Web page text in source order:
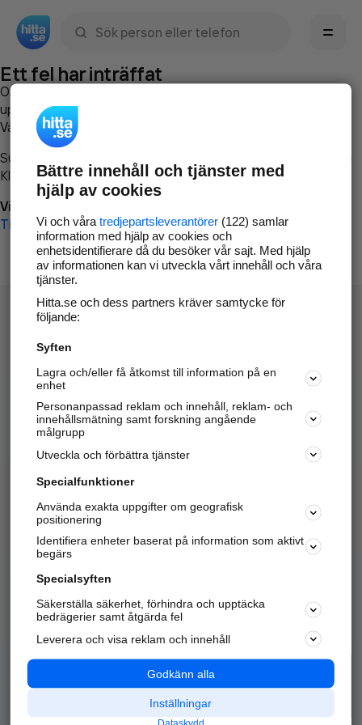
Ett fel har inträffat
Om du vill kan du
uppstod så att vi lättare och snabbare kan avhjälpa det.
Vänligen försök med följande:
Surfa till
Klicka påTillbaka-knappen i webbläsaren och försök igen
Vi beklagar besväret!
Till startsidan
Hitta.se - Gratis nummerupplysning.
Sök företag, personer och platser.
Hitta telefonnummer, adresser, företagsinfo mm.
Marknadsför företaget
Kom igång och annonsera mot
samarbetspartners nära dig.
Alla kategorier
Populära sökningar
API & Kartor
Annonsera
Integritet
Nödnummer
Bättre innehåll och tjänster med
hjälp av cookies
Vi och våra tredjepartsleverantörer(122) samlar
information med hjälp av cookies och
enhetsidentifierare då du besöker vår sajt. Med hjälp
av informationen kan vi utveckla vårt innehåll och våra
tjänster.
Hitta.se och dess partners kräver samtycke för
följande:
Syften
Lagra och/eller få åtkomst till information på en
enhet
Personanpassad reklam och innehåll, reklam- och
innehållsmätning samt forskning angående
målgrupp
Utveckla och förbättra tjänster
Specialfunktioner
Använda exakta uppgifter om geografisk
positionering
Identifiera enheter baserat på information som aktivt
begärs
Specialsyften
Säkerställa säkerhet, förhindra och upptäcka
bedrägerier samt åtgärda fel
Leverera och visa reklam och innehåll
Godkänn alla
Inställningar
Dataskydd